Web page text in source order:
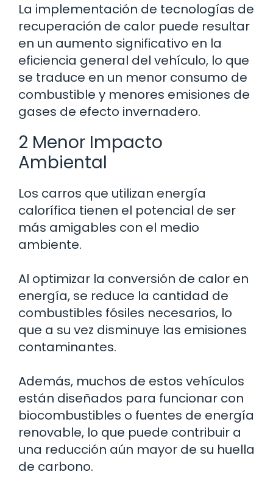
La implementación de tecnologías de
recuperación de calor puede resultar
en un aumento significativo en la
eficiencia general del vehículo, lo que
se traduce en un menor consumo de
combustible y menores emisiones de
gases de efecto invernadero.
2 Menor Impacto
Ambiental
Los carros que utilizan energía
calorífica tienen el potencial de ser
más amigables con el medio
ambiente.
Al optimizar la conversión de calor en
energía, se reduce la cantidad de
combustibles fósiles necesarios, lo
que a su vez disminuye las emisiones
contaminantes.
Además, muchos de estos vehículos
están diseñados para funcionar con
biocombustibles o fuentes de energía
renovable, lo que puede contribuir a
una reducción aún mayor de su huella
de carbono.